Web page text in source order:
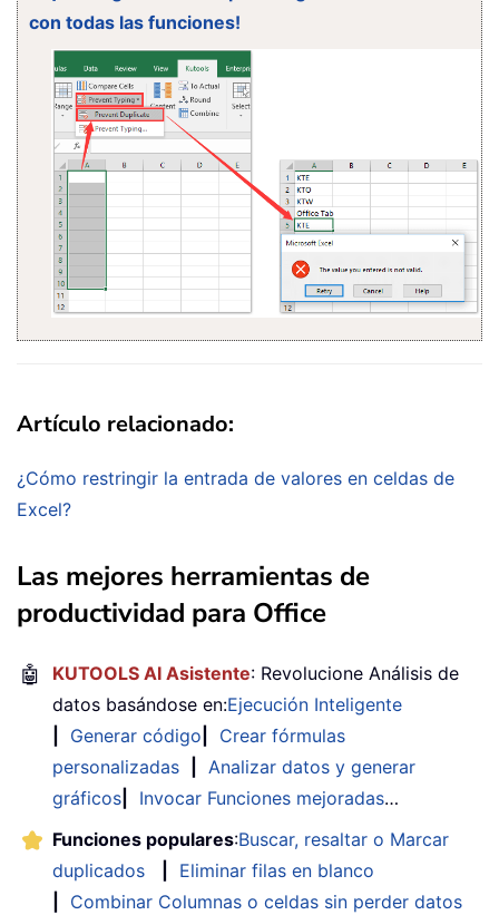
con todas las funciones!
Artículo relacionado:
¿Cómo restringir la entrada de valores en celdas de
Excel?
Las mejores herramientas de
productividad para Office
🤖 KUTOOLS AI Asistente: Revolucione Análisis de
datos basándose en:Ejecución Inteligente
Generar código
Crear fórmulas
personalizadas
Analizar datos y generar
gráficos
Invocar Funciones mejoradas…
Funciones populares:Buscar, resaltar o Marcar
duplicados
Eliminar filas en blanco
Combinar Columnas o celdas sin perder datos